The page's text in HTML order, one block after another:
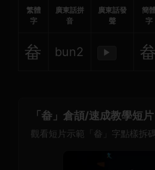
繁體
字
廣東話拼
音
廣東話發
聲
簡
字
畚 bun2 ▶
「畚」倉頡/速成教學短片
觀看短片示範「畚」字點樣拆